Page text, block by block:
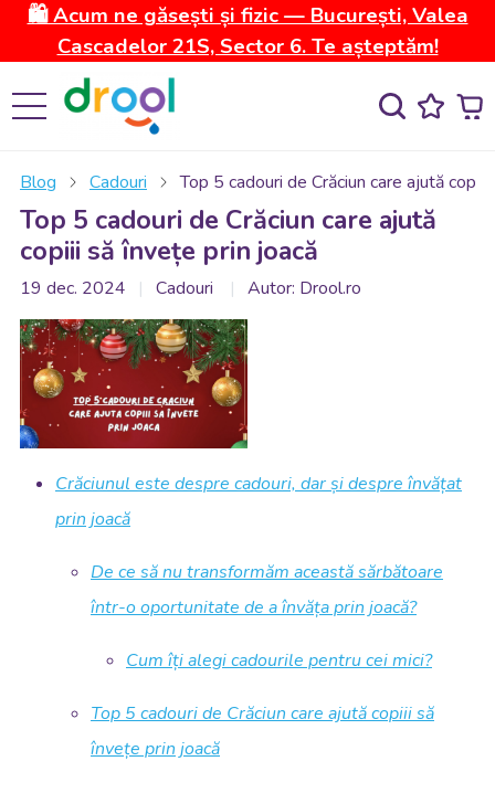
🛍️ Acum ne găsești și fizic — București, Valea
Cascadelor 21S, Sector 6. Te așteptăm!
Blog Cadouri Top 5 cadouri de Crăciun care ajută
Top 5 cadouri de Crăciun care ajută
copiii să învețe prin joacă
19 dec. 2024 Cadouri Autor: Drool.ro
Crăciunul este despre cadouri, dar și despre învățat
prin joacă
De ce să nu transformăm această sărbătoare
într-o oportunitate de a învăța prin joacă?
Cum îți alegi cadourile pentru cei mici?
Top 5 cadouri de Crăciun care ajută copiii să
învețe prin joacă